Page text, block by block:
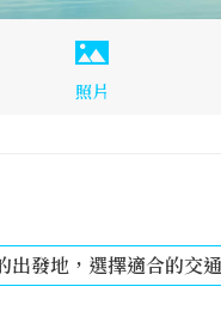
照片
出發地，選擇適合的交